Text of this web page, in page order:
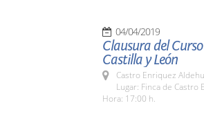
04/04/2019
Clausura del
Castilla y León
Castro Enriquez
Lugar: Finca de Castro
Hora: 17:00 h.